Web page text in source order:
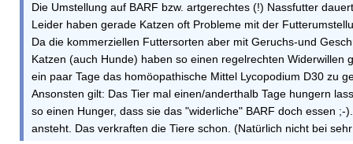
Die Umstellung auf BARF bzw. artgerechtes (!) Nassfutter
Leider haben gerade Katzen oft Probleme mit der
Da die kommerziellen Futtersorten aber mit Geruchs-und
Katzen (auch Hunde) haben so einen regelrechten
ein paar Tage das homöopathische Mittel Lycopodium D30 zu
Ansonsten gilt: Das Tier mal einen/anderthalb Tage hungern
so einen Hunger, dass sie das "widerliche" BARF doch essen
ansteht. Das verkraften die Tiere schon. (Natürlich nicht bei